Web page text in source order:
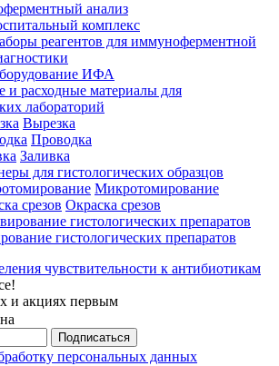
анализ
комплекс
реагентов для иммуноферментной
ИФА
и расходные материалы для
лабораторий
Вырезка
Проводка
Заливка
для гистологических образцов
Микротомирование
Окраска срезов
гистологических препаратов
и акциях первым
персональных данных